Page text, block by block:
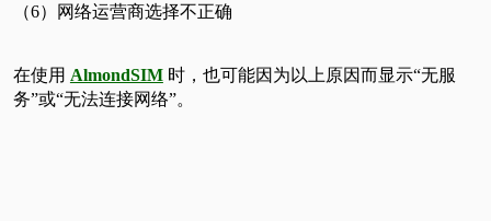
（6）网络运营商选择不正确
在使用 AlmondSIM时，也可能因为以上原因而显示“无服
务”或“无法连接网络”。